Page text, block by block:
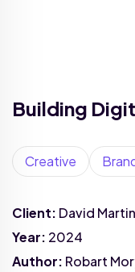
Building
Creative
Client: David Martin
Year: 2024
Author: Robart